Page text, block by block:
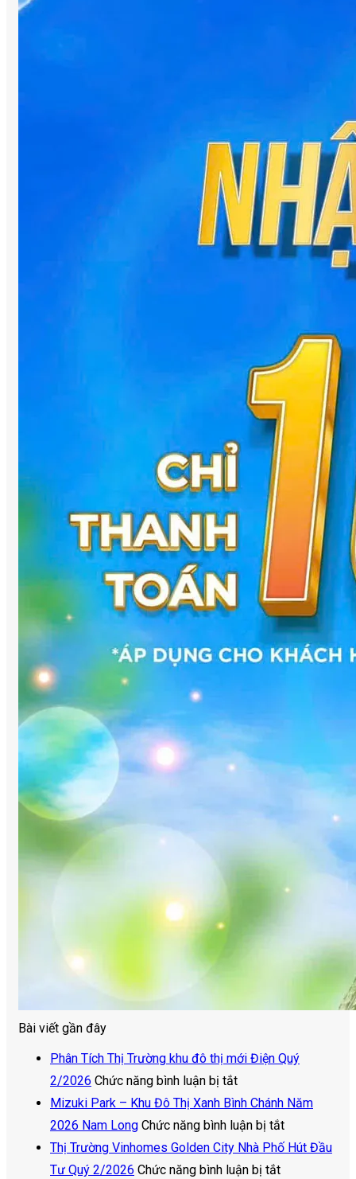
Bài viết gần đây
Phân Tích Thị Trường khu đô thị mới Điện Quý
2/2026 Chức năng bình luận bị tắtở
Phân
Tích
Thị
Trường
Mizuki Park – Khu Đô Thị Xanh Bình Chánh Năm
2026 Nam Long Chức năng bình luận bị tắtở
Mizuki
Thị Trường Vinhomes Golden City Nhà Phố Hút Đầu
Tư Quý 2/2026 Chức năng bình luận bị tắtở